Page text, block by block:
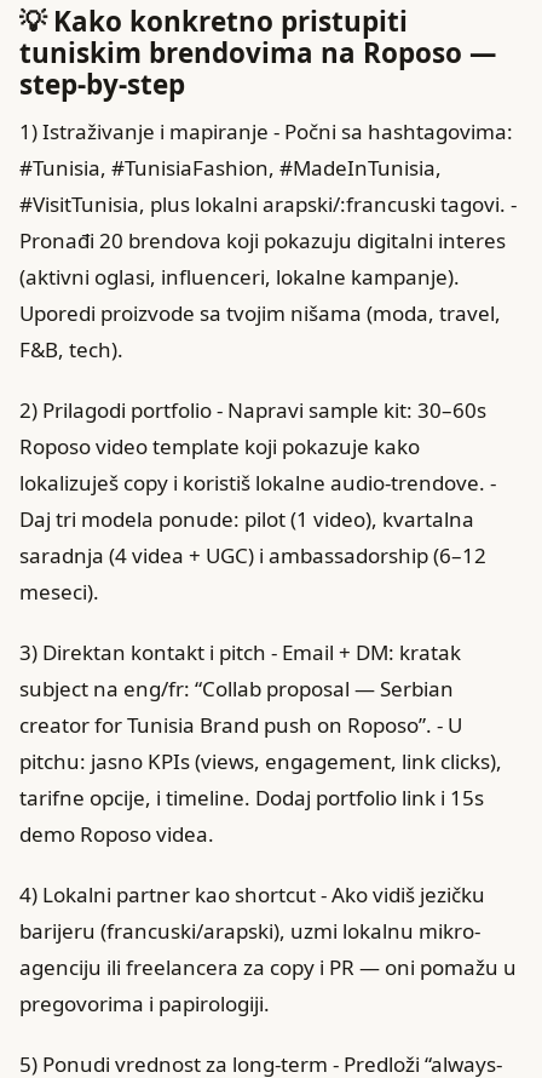
💡 Kako konkretno pristupiti
tuniskim brendovima na Roposo —
step-by-step
1) Istraživanje i mapiranje - Počni sa hashtagovima:
#Tunisia, #TunisiaFashion, #MadeInTunisia,
#VisitTunisia, plus lokalni arapski/:francuski tagovi. -
Pronađi 20 brendova koji pokazuju digitalni interes
(aktivni oglasi, influenceri, lokalne kampanje).
Uporedi proizvode sa tvojim nišama (moda, travel,
F&B, tech).
2) Prilagodi portfolio - Napravi sample kit: 30–60s
Roposo video template koji pokazuje kako
lokalizuješ copy i koristiš lokalne audio-trendove. -
Daj tri modela ponude: pilot (1 video), kvartalna
saradnja (4 videa + UGC) i ambassadorship (6–12
meseci).
3) Direktan kontakt i pitch - Email + DM: kratak
subject na eng/fr: “Collab proposal — Serbian
creator for Tunisia Brand push on Roposo”. - U
pitchu: jasno KPIs (views, engagement, link clicks),
tarifne opcije, i timeline. Dodaj portfolio link i 15s
demo Roposo videa.
4) Lokalni partner kao shortcut - Ako vidiš jezičku
barijeru (francuski/arapski), uzmi lokalnu mikro-
agenciju ili freelancera za copy i PR — oni pomažu u
pregovorima i papirologiji.
5) Ponudi vrednost za long-term - Predloži “always-